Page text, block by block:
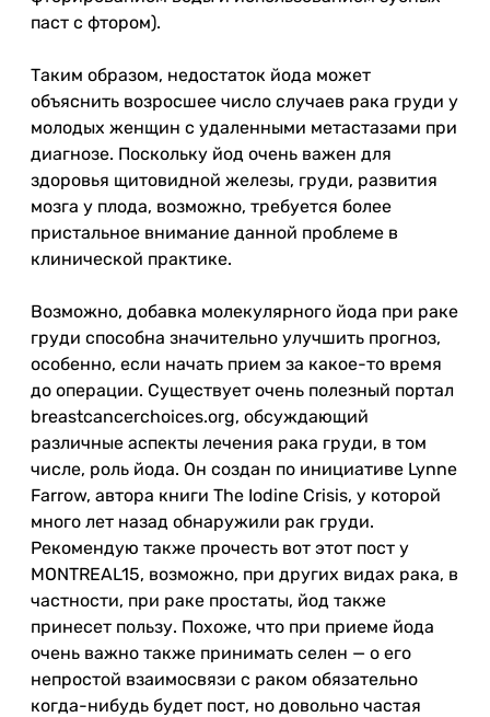
паст с фтором).
Таким образом, недостаток йода может
объяснить возросшее число случаев рака груди у
молодых женщин с удаленными метастазами при
диагнозе. Поскольку йод очень важен для
здоровья щитовидной железы, груди, развития
мозга у плода, возможно, требуется более
пристальное внимание данной проблеме в
клинической практике.
Возможно, добавка молекулярного йода при раке
груди способна значительно улучшить прогноз,
особенно, если начать прием за какое-то время
до операции. Существует очень полезный портал
breastcancerchoices.org, обсуждающий
различные аспекты лечения рака груди, в том
числе, роль йода. Он создан по инициативе Lynne
Farrow, автора книги The Iodine Crisis, у которой
много лет назад обнаружили рак груди.
Рекомендую также прочесть вот этот пост у
MONTREAL15, возможно, при других видах рака, в
частности, при раке простаты, йод также
принесет пользу. Похоже, что при приеме йода
очень важно также принимать селен — о его
непростой взаимосвязи с раком обязательно
когда-нибудь будет пост, но довольно частая